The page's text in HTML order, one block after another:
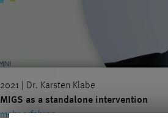
2021 | Dr. Karsten Klabe
MIGS as a standalone intervention
mehr erfahren ›